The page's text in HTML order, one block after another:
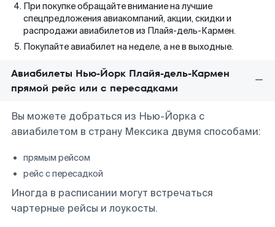
При покупке обращайте внимание на лучшие
спецпредложения авиакомпаний, акции, скидки и
распродажи авиабилетов из Плайя-дель-Кармен.
Покупайте авиабилет на неделе, а не в выходные.
Авиабилеты Нью-Йорк Плайя-дель-Кармен
прямой рейс или с пересадками
Вы можете добраться из Нью-Йорка с
авиабилетом в страну Мексика двумя способами:
прямым рейсом
рейс с пересадкой
Иногда в расписании могут встречаться
чартерные рейсы и лоукосты.